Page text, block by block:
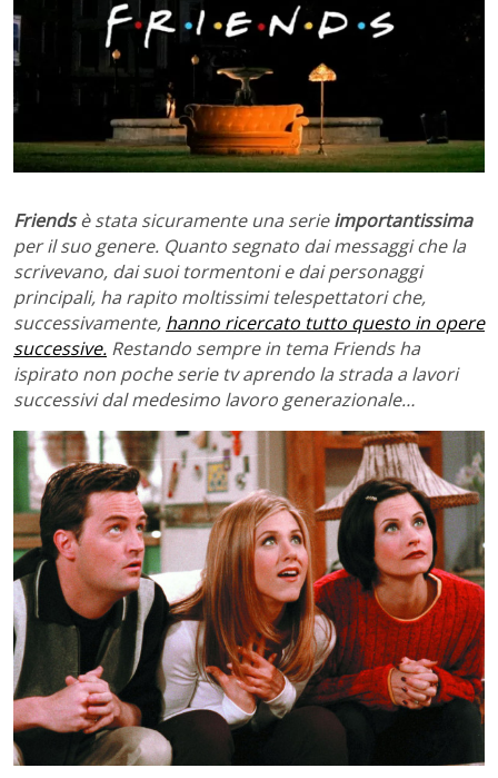
Friendsè stata sicuramente una serieimportantissima
per il suo genere. Quanto segnato dai messaggi che la
scrivevano, dai suoi tormentoni e dai personaggi
principali, ha rapito moltissimi telespettatori che,
successivamente, hanno ricercato tutto questo in opere
successive. Restando sempre in tema Friends ha
ispirato non poche serie tv aprendo la strada a lavori
successivi dal medesimo lavoro generazionale…